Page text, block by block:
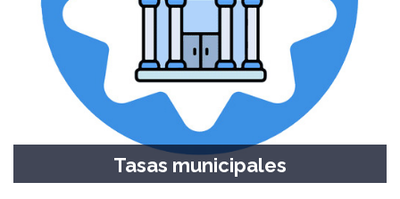
Tasas municipales